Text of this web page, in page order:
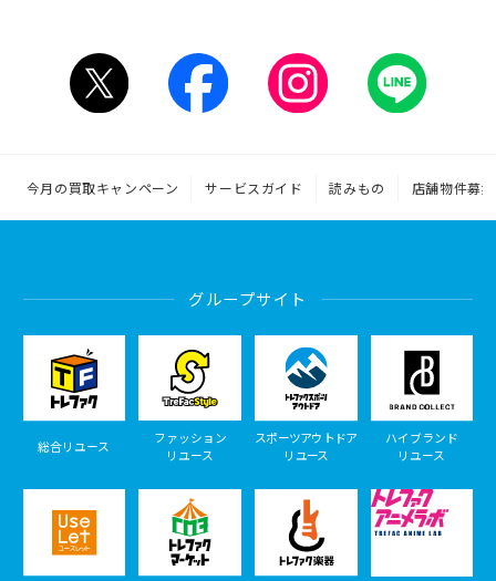
今月の買取キャンペーン サービスガイド 読みもの 店舗物件募集
グループサイト
総合リユース
ファッション
リユース
スポーツアウトドア
リユース
ハイブランド
リユース